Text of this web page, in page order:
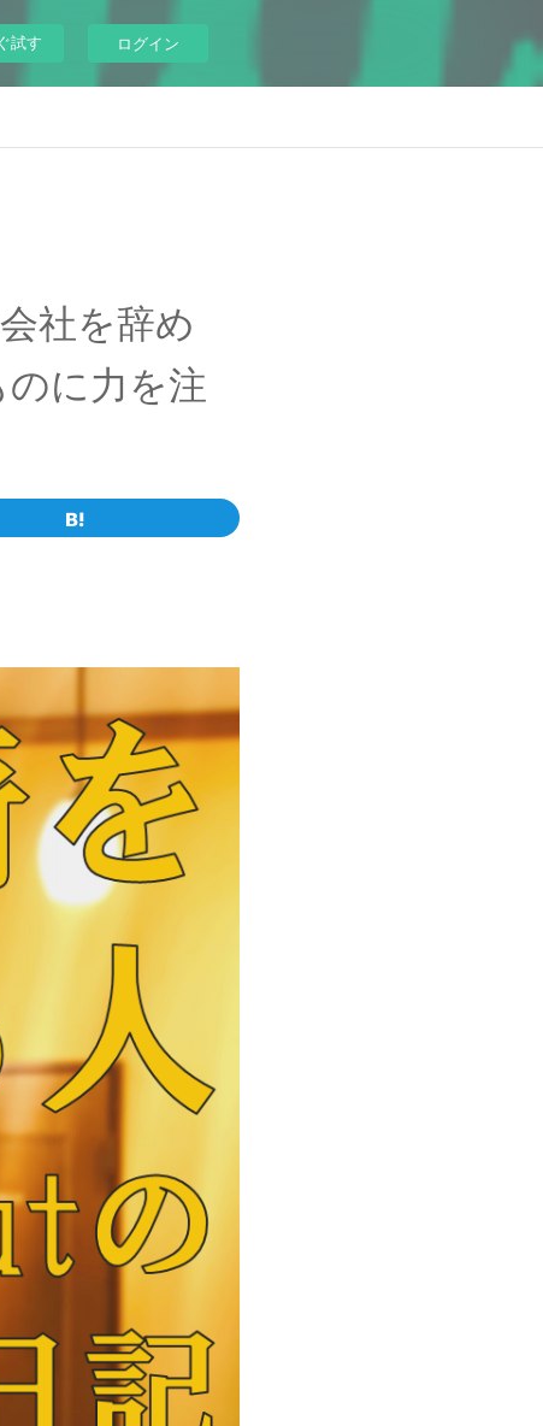
試す ログイン
社を辞め
に力を注